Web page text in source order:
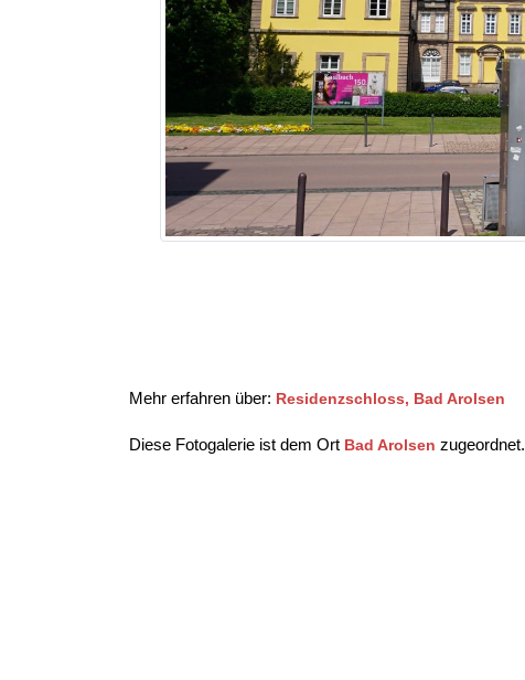
Mehr erfahren über: Residenzschloss, Bad Arolsen
Diese Fotogalerie ist dem Ort Bad Arolsen zugeordnet.